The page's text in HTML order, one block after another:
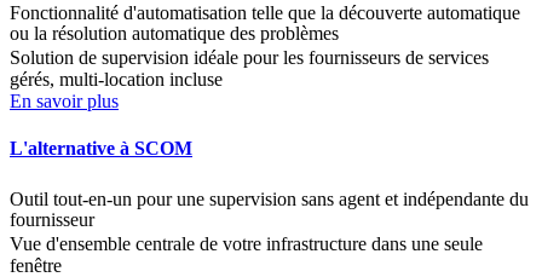
Fonctionnalité d'automatisation telle que la découverte automatique
ou la résolution automatique des problèmes
Solution de supervision idéale pour les fournisseurs de services
gérés, multi-location incluse
En savoir plus
L'alternative à SCOM
Outil tout-en-un pour une supervision sans agent et indépendante du
fournisseur
Vue d'ensemble centrale de votre infrastructure dans une seule
fenêtre